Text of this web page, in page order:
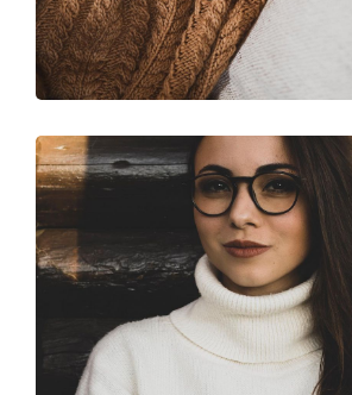
Categorie:
Marca:
Codice: